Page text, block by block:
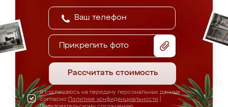
Прикрепить фото
Рассчитать стоимость
Я соглашаюсь на передачу персональных данных
согласно Политике конфиденциальности